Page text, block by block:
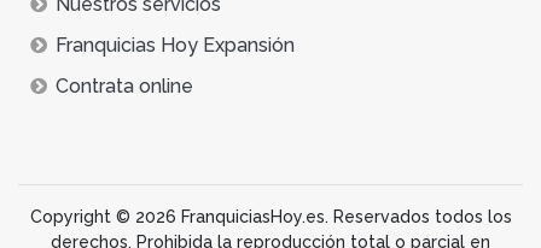
Franquicias Hoy Expansión
Contrata online
Copyright © 2026 FranquiciasHoy.es. Reservados todos los
derechos. Prohibida la reproducción total o parcial en